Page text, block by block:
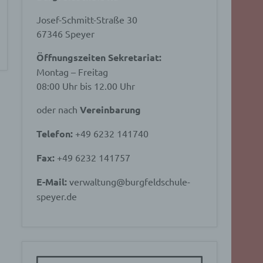
Josef-Schmitt-Straße 30
67346 Speyer
Öffnungszeiten Sekretariat:
Montag – Freitag
08:00 Uhr bis 12.00 Uhr
oder nachVereinbarung
Telefon: +49 6232 141740
Fax: +49 6232 141757
E-Mail: verwaltung@burgfeldschule-
speyer.de